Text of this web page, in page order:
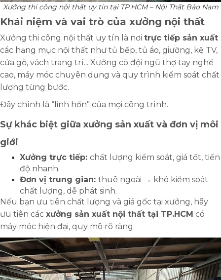
Xưởng thi công nội thất uy tín tại TP.HCM – Nội Thất Bảo Nam
Khái niệm và vai trò của xưởng nội thất
Xưởng thi công nội thất uy tín là nơi trực tiếp sản xuất
các hạng mục nội thất như tủ bếp, tủ áo, giường, kệ TV,
cửa gỗ, vách trang trí... Xưởng có đội ngũ thợ tay nghề
cao, máy móc chuyên dụng và quy trình kiểm soát chất
lượng từng bước.
Đây chính là “linh hồn” của mọi công trình.
Sự khác biệt giữa xưởng sản xuất và đơn vị môi
giới
Xưởng trực tiếp: chất lượng kiểm soát, giá tốt, tiến
độ nhanh.
Đơn vị trung gian: thuê ngoài → khó kiểm soát
chất lượng, dễ phát sinh.
Nếu bạn ưu tiên chất lượng và giá gốc tại xưởng, hãy
ưu tiên các xưởng sản xuất nội thất tại TP.HCM có
máy móc hiện đại, quy mô rõ ràng.